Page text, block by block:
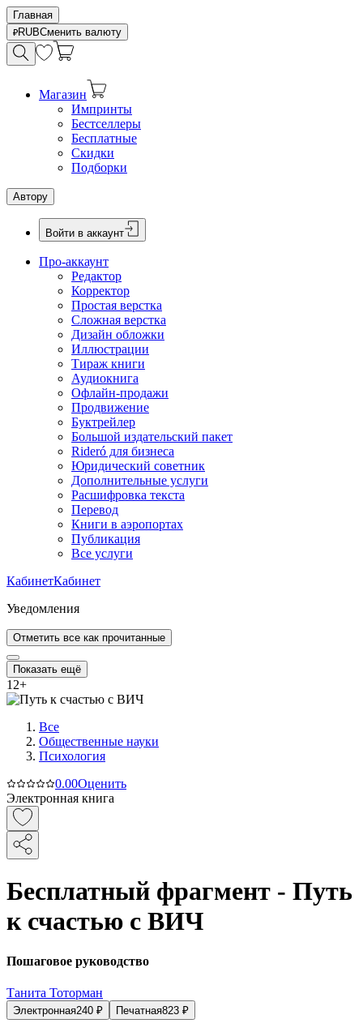
Главная
RUBСменить валюту
Магазин
Импринты
Бестселлеры
Бесплатные
Скидки
Подборки
Автору
Войти в аккаунт
Про-аккаунт
Редактор
Корректор
Простая верстка
Сложная верстка
Дизайн обложки
Иллюстрации
Тираж книги
Аудиокнига
Офлайн-продажи
Продвижение
Буктрейлер
Большой издательский пакет
Rideró для бизнеса
Юридический советник
Дополнительные услуги
Расшифровка текста
Перевод
Книги в аэропортах
Публикация
Все услуги
КабинетКабинет
Уведомления
Отметить все как прочитанные
Показать ещё
12+
Все
Общественные науки
Психология
0.00Оценить
Электронная книга
Бесплатный фрагмент - Путь
к счастью с ВИЧ
Пошаговое руководство
Танита Тоторман
Электронная240 ₽ Печатная823 ₽